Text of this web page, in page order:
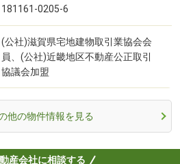
181161-0205-6
(公社)滋賀県宅地建物取引業協会会
員、(公社)近畿地区不動産公正取引
協議会加盟
他の物件情報を見る
産会社に相談する